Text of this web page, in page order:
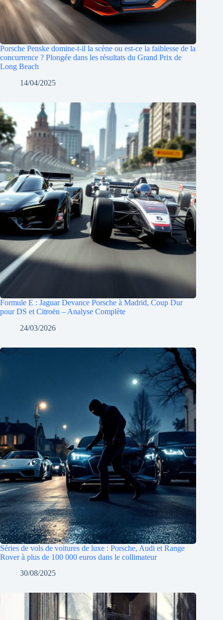
Porsche Penske domine-t-il la scène ou est-ce la faiblesse de la
concurrence ? Plongée dans les résultats du Grand Prix de
Long Beach
14/04/2025
Formule E : Jaguar Devance Porsche à Madrid, Coup Dur
pour DS et Citroën – Analyse Complète
24/03/2026
Séries de vols de voitures de luxe : Porsche, Audi et Range
Rover à plus de 100 000 euros dans le collimateur
30/08/2025